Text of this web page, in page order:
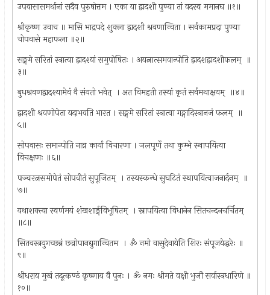
उपवासासमर्थानां सदैव पुरुषोत्तम । एका या द्वादशी पुण्या तां वदस्व ममानघ ॥१॥
श्रीकृष्ण उवाच ॥ मासि भाद्रपदे शुक्ला द्वादशी श्रवणान्विता । सर्वकामप्रदा पुण्या
चोपवासे महाफला ॥२॥
सङ्गमे सरितां स्त्रात्वा द्वादश्यां समुपोषितः । अयत्नात्समवान्पोति द्वादशद्वादशीफलम् ‍ ॥
३॥
बुधश्रवणद्वादश्यामेवं वै संयतो भवेत् ‍ । अत विमहती तस्यां कृतं सर्वमथाक्षयम् ‍ ॥४॥
द्वादशी श्रवणोपेता यदाभवति भारत । सङ्गमे सरितां स्त्रात्वा गङ्गादिस्त्रानजं फलम् ‍ ॥
५॥
सोपवासः समान्पोति नाव्र कार्या विचारणा । जलपूर्णे तथा कुम्भे स्थापयित्वा
विचक्षणः ॥६॥
पञ्चरत्नसमोपेतं सोपवीतं सुपूजितम् ‍ । तस्यस्कन्धे सुघटितं स्थापयित्वाजनार्दनम् ‍ ॥
७॥
यथाशक्त्या स्वर्णमयं शंखशार्ङ्गविभूषितम् ‍ । स्नापयित्वा विधानेन सितचन्दनचर्चितम् ‍
॥८॥
सितवस्त्रयुगच्छन्नं छव्रोपानद्युगान्वितम ‍ । ॐ नमो वासुदेवायेति शिरः संपूजयेद्धरेः ॥
९॥
श्रीधराय मुखं तदूत्कण्ठं कृष्णाय वै पुनः । ॐ नमः श्रीमते वक्षी भुजौ सर्वास्त्रधारिणे ॥
१०॥